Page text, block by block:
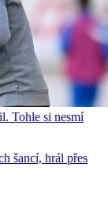
Tohle si nesmí
šancí, hrál přes